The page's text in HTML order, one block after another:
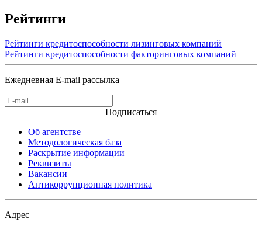
Рейтинги
Рейтинги кредитоспособности лизинговых компаний
Рейтинги кредитоспособности факторинговых компаний
Ежедневная E-mail рассылка
Подписаться
Об агентстве
Методологическая база
Раскрытие информации
Реквизиты
Вакансии
Антикоррупционная политика
Адрес